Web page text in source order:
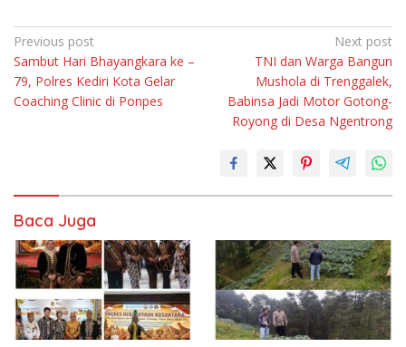
Navigasi
pos
Previous post
Sambut Hari Bhayangkara ke –
79, Polres Kediri Kota Gelar
Coaching Clinic di Ponpes
Next post
TNI dan Warga Bangun
Mushola di Trenggalek,
Babinsa Jadi Motor Gotong-
Royong di Desa Ngentrong
Baca Juga